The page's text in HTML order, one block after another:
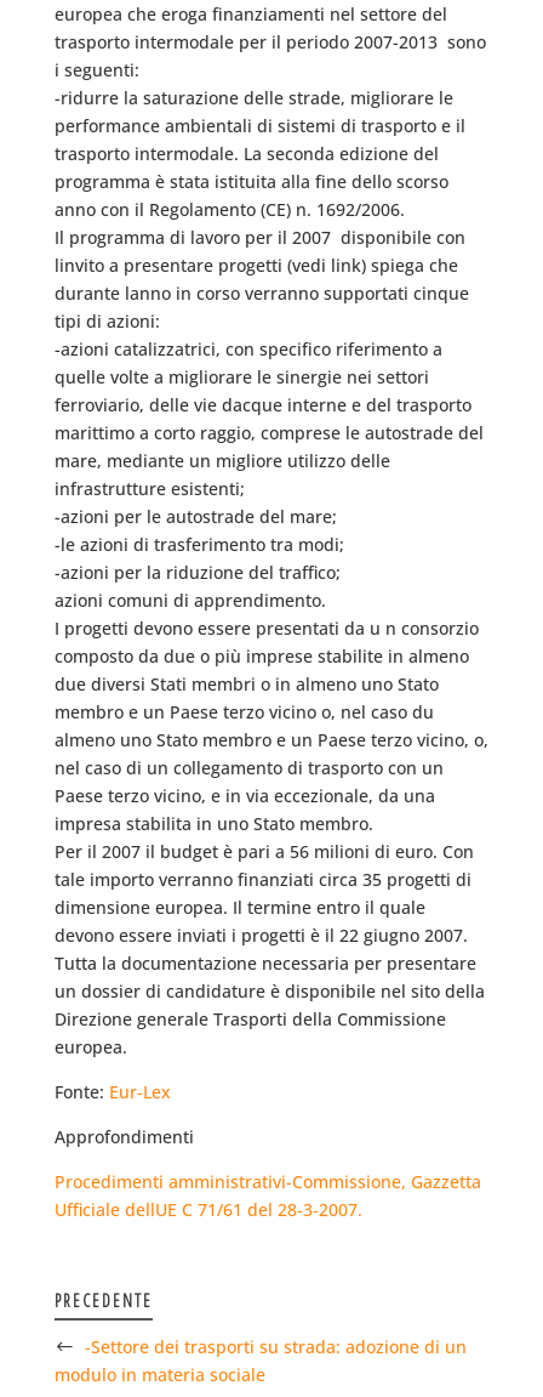
europea che eroga finanziamenti nel settore del
trasporto intermodale per il periodo 2007-2013  sono
i seguenti:
-ridurre la saturazione delle strade, migliorare le
performance ambientali di sistemi di trasporto e il
trasporto intermodale. La seconda edizione del
programma è stata istituita alla fine dello scorso
anno con il Regolamento (CE) n. 1692/2006.
Il programma di lavoro per il 2007  disponibile con
linvito a presentare progetti (vedi link) spiega che
durante lanno in corso verranno supportati cinque
tipi di azioni:
-azioni catalizzatrici, con specifico riferimento a
quelle volte a migliorare le sinergie nei settori
ferroviario, delle vie dacque interne e del trasporto
marittimo a corto raggio, comprese le autostrade del
mare, mediante un migliore utilizzo delle
infrastrutture esistenti;
-azioni per le autostrade del mare;
-le azioni di trasferimento tra modi;
-azioni per la riduzione del traffico;
azioni comuni di apprendimento.
I progetti devono essere presentati da u n consorzio
composto da due o più imprese stabilite in almeno
due diversi Stati membri o in almeno uno Stato
membro e un Paese terzo vicino o, nel caso du
almeno uno Stato membro e un Paese terzo vicino, o,
nel caso di un collegamento di trasporto con un
Paese terzo vicino, e in via eccezionale, da una
impresa stabilita in uno Stato membro.
Per il 2007 il budget è pari a 56 milioni di euro. Con
tale importo verranno finanziati circa 35 progetti di
dimensione europea. Il termine entro il quale
devono essere inviati i progetti è il 22 giugno 2007.
Tutta la documentazione necessaria per presentare
un dossier di candidature è disponibile nel sito della
Direzione generale Trasporti della Commissione
europea.
Fonte: Eur-Lex
Approfondimenti
Procedimenti amministrativi-Commissione, Gazzetta
Ufficiale dellUE C 71/61 del 28-3-2007.
PRECEDENTE
-Settore dei trasporti su strada: adozione di un
modulo in materia sociale